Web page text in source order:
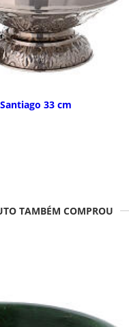
33 cm
TAMBÉM COMPROU